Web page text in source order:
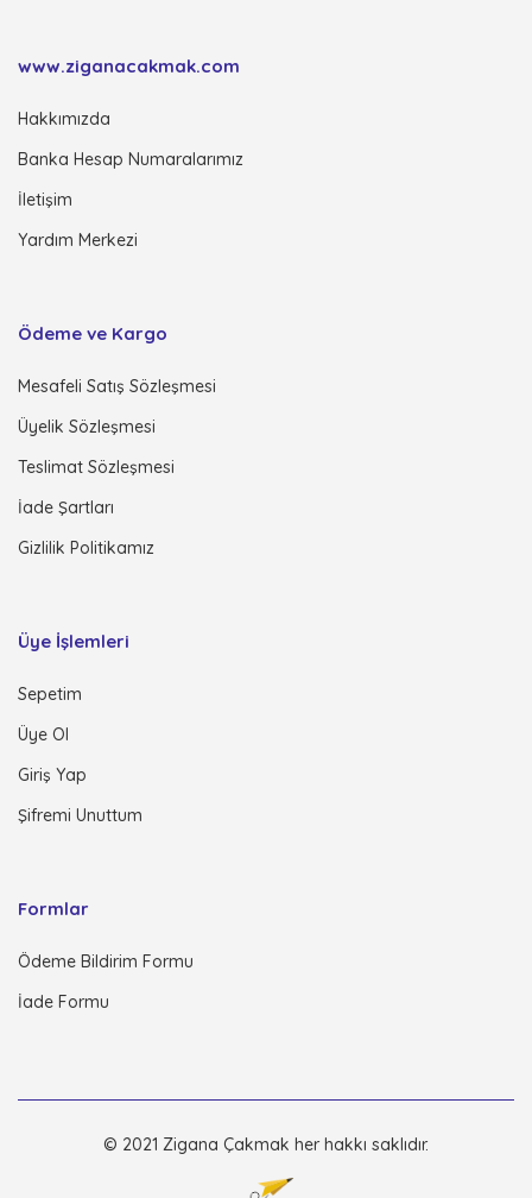
www.ziganacakmak.com
Hakkımızda
Banka Hesap Numaralarımız
İletişim
Yardım Merkezi
Ödeme ve Kargo
Mesafeli Satış Sözleşmesi
Üyelik Sözleşmesi
Teslimat Sözleşmesi
İade Şartları
Gizlilik Politikamız
Üye İşlemleri
Sepetim
Üye Ol
Giriş Yap
Şifremi Unuttum
Formlar
Ödeme Bildirim Formu
İade Formu
© 2021 Zigana Çakmak her hakkı saklıdır.